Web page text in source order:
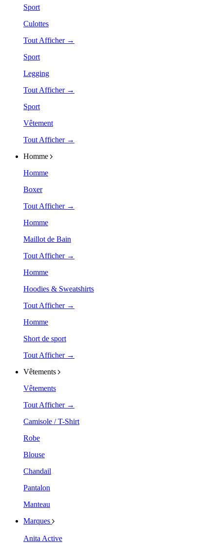
Sport
Culottes
Tout Afficher →
Sport
Legging
Tout Afficher →
Sport
Vêtement
Tout Afficher →
Homme
Homme
Boxer
Tout Afficher →
Homme
Maillot de Bain
Tout Afficher →
Homme
Hoodies & Sweatshirts
Tout Afficher →
Homme
Short de sport
Tout Afficher →
Vêtements
Vêtements
Tout Afficher →
Camisole / T-Shirt
Robe
Blouse
Chandail
Pantalon
Manteau
Marques
Anita Active